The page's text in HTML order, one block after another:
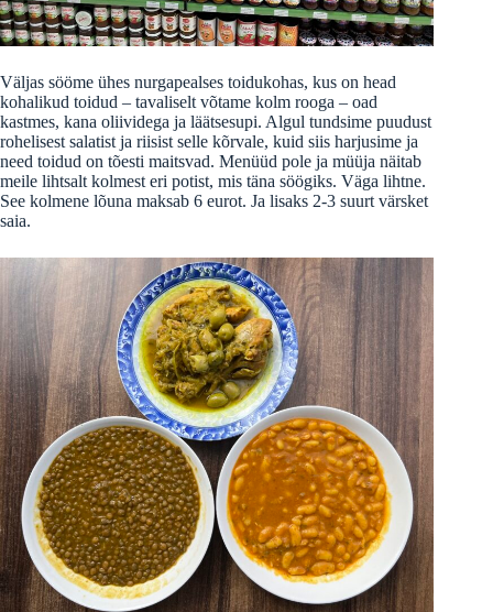
Väljas sööme ühes nurgapealses toidukohas, kus on head
kohalikud toidud – tavaliselt võtame kolm rooga – oad
kastmes, kana oliividega ja läätsesupi. Algul tundsime puudust
rohelisest salatist ja riisist selle kõrvale, kuid siis harjusime ja
need toidud on tõesti maitsvad. Menüüd pole ja müüja näitab
meile lihtsalt kolmest eri potist, mis täna söögiks. Väga lihtne.
See kolmene lõuna maksab 6 eurot. Ja lisaks 2-3 suurt värsket
saia.